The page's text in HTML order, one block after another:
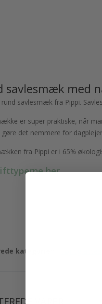
savlesmæk med
rund savlesmæk fra Pippi.
er super praktiske, når
gøre det nemmere for
fra Pippi er i 65%
her.
kategorier:
VARER